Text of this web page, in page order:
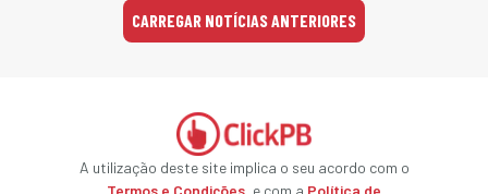
CARREGAR NOTÍCIAS ANTERIORES
A utilização deste site implica o seu acordo com o
Termos e Condições , e com a Política de